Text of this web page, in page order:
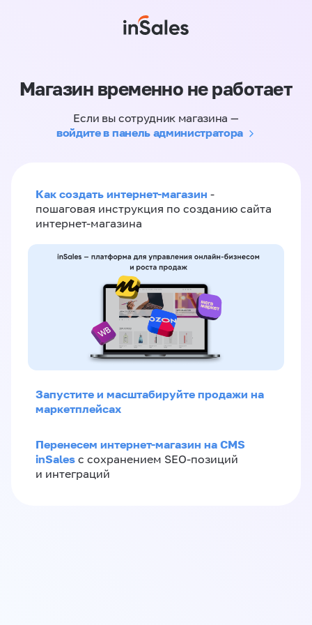
Магазин временно не работает
Если вы сотрудник магазина —
войдите в панель администратора
Как создать интернет-магазин -
пошаговая инструкция по созданию сайта
интернет-магазина
Запустите и масштабируйте продажи на
маркетплейсах
Перенесем интернет-магазин на CMS
inSales с сохранением SEO-позиций
и интеграций